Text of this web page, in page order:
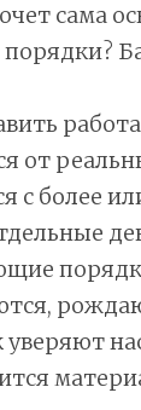
сама
от
с более